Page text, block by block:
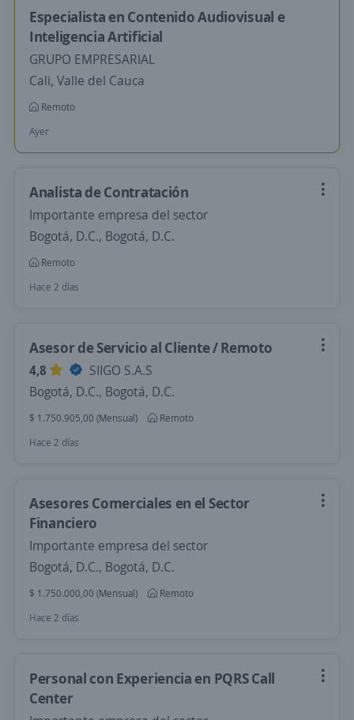
Especialista en Contenido Audiovisual e
Inteligencia Artificial
GRUPO EMPRESARIAL
Cali, Valle del Cauca
Remoto
Ayer
Analista de Contratación
Importante empresa del sector
Bogotá, D.C., Bogotá, D.C.
Remoto
Hace 2 días
Asesor de Servicio al Cliente / Remoto
4,8
SIIGO S.A.S
Bogotá, D.C., Bogotá, D.C.
$ 1.750.905,00 (Mensual)
Remoto
Hace 2 días
Asesores Comerciales en el Sector
Financiero
Importante empresa del sector
Bogotá, D.C., Bogotá, D.C.
$ 1.750.000,00 (Mensual)
Remoto
Hace 2 días
Personal con Experiencia en PQRS Call
Center